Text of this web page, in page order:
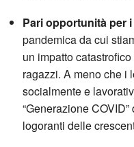
Pari opportunità per
pandemica da cui
un impatto
ragazzi. A meno che i
socialmente e
“Generazione
logoranti delle